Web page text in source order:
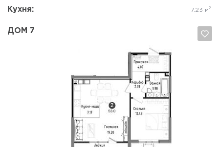
Кухня: 7.23 м 2
ДОМ 7
Да, удалить Отмена